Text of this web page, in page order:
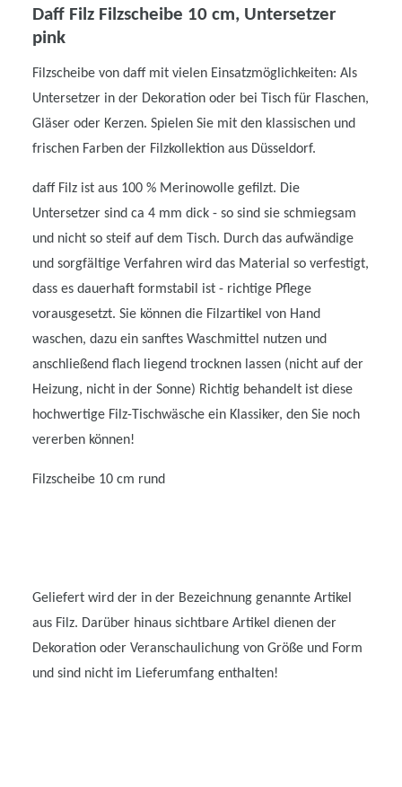
Daff Filz Filzscheibe 10 cm, Untersetzer
pink
Filzscheibe von daff mit vielen Einsatzmöglichkeiten: Als
Untersetzer in der Dekoration oder bei Tisch für Flaschen,
Gläser oder Kerzen. Spielen Sie mit den klassischen und
frischen Farben der Filzkollektion aus Düsseldorf.
daff Filz ist aus 100 % Merinowolle gefilzt. Die
Untersetzer sind ca 4 mm dick - so sind sie schmiegsam
und nicht so steif auf dem Tisch. Durch das aufwändige
und sorgfältige Verfahren wird das Material so verfestigt,
dass es dauerhaft formstabil ist - richtige Pflege
vorausgesetzt. Sie können die Filzartikel von Hand
waschen, dazu ein sanftes Waschmittel nutzen und
anschließend flach liegend trocknen lassen (nicht auf der
Heizung, nicht in der Sonne) Richtig behandelt ist diese
hochwertige Filz-Tischwäsche ein Klassiker, den Sie noch
vererben können!
Filzscheibe 10 cm rund
Geliefert wird der in der Bezeichnung genannte Artikel
aus Filz. Darüber hinaus sichtbare Artikel dienen der
Dekoration oder Veranschaulichung von Größe und Form
und sind nicht im Lieferumfang enthalten!